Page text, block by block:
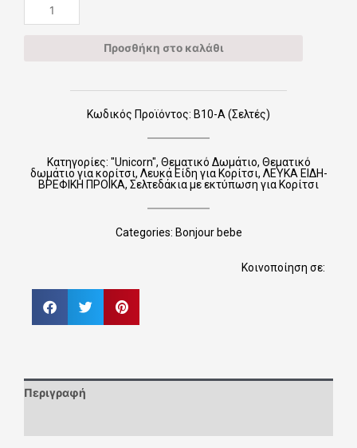
Προσθήκη στο καλάθι
Κωδικός Προϊόντος: Β10-Α (Σελτές)
Κατηγορίες: "Unicorn", Θεματικό Δωμάτιο, Θεματικό
δωμάτιο για κορίτσι, Λευκά Είδη για Κορίτσι, ΛΕΥΚΑ ΕΙΔΗ-
ΒΡΕΦΙΚΗ ΠΡΟΙΚΑ, Σελτεδάκια με εκτύπωση για Κορίτσι
Categories: Bonjour bebe
Κοινοποίηση σε:
Περιγραφή